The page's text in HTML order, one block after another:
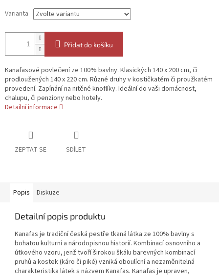
Varianta
Přidat do košíku
Kanafasové povlečení ze 100% bavlny. Klasických 140 x 200 cm, či
prodloužených 140 x 220 cm. Různé druhy v kostičkatém či proužkatém
provedení. Zapínání na nitěné knoflíky. Ideální do vaši domácnost,
chalupu, či penziony nebo hotely.
Detailní informace
ZEPTAT SE SDÍLET
Popis Diskuze
Detailní popis produktu
Kanafas je tradiční česká pestře tkaná látka ze 100% bavlny s
bohatou kulturní a národopisnou historií. Kombinací osnovního a
útkového vzoru, jenž tvoří širokou škálu barevných kombinací
pruhů a kostek (káro či piké) vzniká oboulícní a nezaměnitelná
charakteristika látek s názvem Kanafas. Kanafas je upraven,